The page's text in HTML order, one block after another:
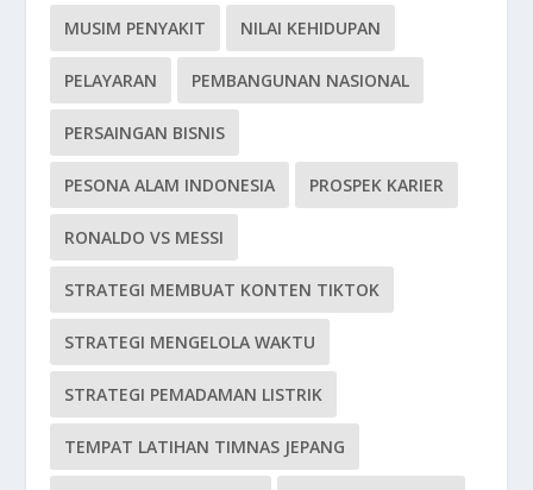
MUSIM PENYAKIT NILAI KEHIDUPAN
PELAYARAN PEMBANGUNAN NASIONAL
PERSAINGAN BISNIS
PESONA ALAM INDONESIA PROSPEK KARIER
RONALDO VS MESSI
STRATEGI MEMBUAT KONTEN TIKTOK
STRATEGI MENGELOLA WAKTU
STRATEGI PEMADAMAN LISTRIK
TEMPAT LATIHAN TIMNAS JEPANG